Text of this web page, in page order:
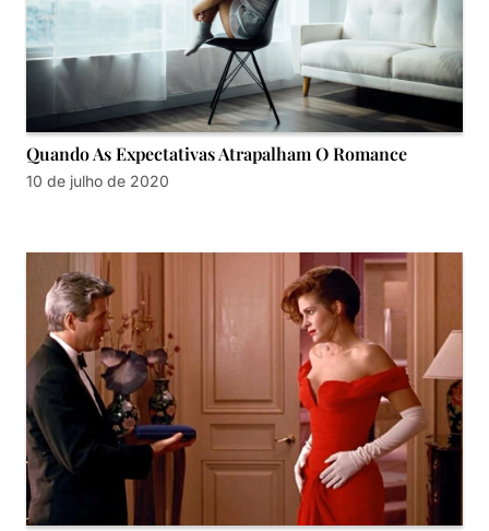
Quando As Expectativas Atrapalham O Romance
10 de julho de 2020